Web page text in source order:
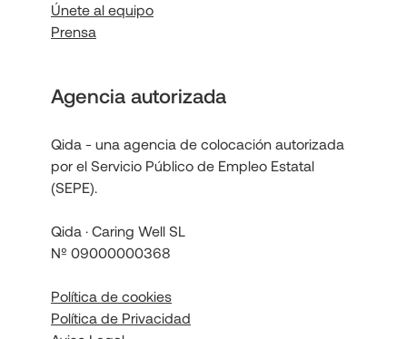
Únete al equipo
Prensa
Agencia autorizada
Qida - una agencia de colocación autorizada
por el Servicio Público de Empleo Estatal
(SEPE).
Qida · Caring Well SL
Nº 09000000368
Política de cookies
Política de Privacidad